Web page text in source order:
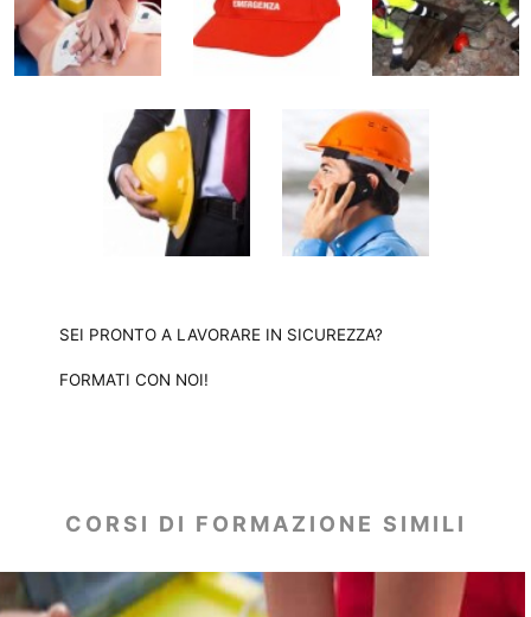
SEI PRONTO A LAVORARE IN SICUREZZA?
FORMATI CON NOI!
CORSI DI FORMAZIONE SIMILI